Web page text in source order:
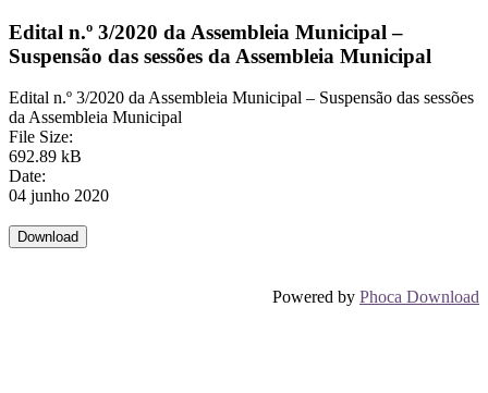
Edital n.º 3/2020 da Assembleia Municipal –
Suspensão das sessões da Assembleia Municipal
Edital n.º 3/2020 da Assembleia Municipal – Suspensão das sessões
da Assembleia Municipal
File Size:
692.89 kB
Date:
04 junho 2020
Powered by Phoca Download